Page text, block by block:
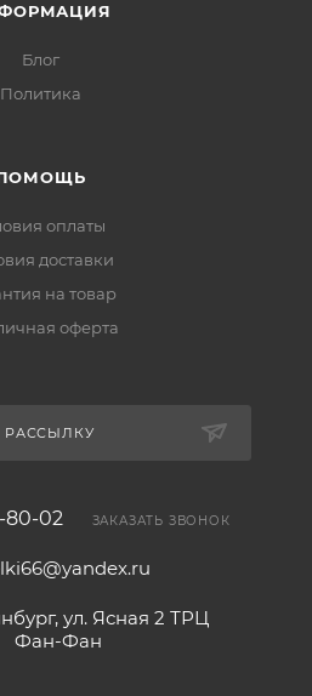
Блог
Политика
оплаты
доставки
на товар
оферта
РАССЫЛКУ
80-02 ЗАКАЗАТЬ ЗВОНОК
ул. Ясная 2 ТРЦ
Фан-Фан